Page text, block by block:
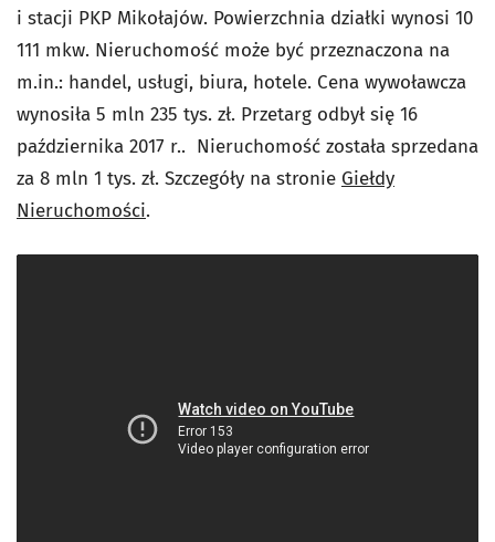
i stacji PKP Mikołajów. Powierzchnia działki wynosi 10
111 mkw. Nieruchomość może być przeznaczona na
m.in.: handel, usługi, biura, hotele. Cena wywoławcza
wynosiła 5 mln 235 tys. zł. Przetarg odbył się 16
października 2017 r.. Nieruchomość została sprzedana
za 8 mln 1 tys. zł. Szczegóły na stronie Giełdy
Nieruchomości.